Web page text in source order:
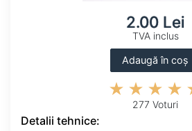
2.00 Lei
TVA inclus
Adaugă în coș
277 Voturi
Detalii tehnice: